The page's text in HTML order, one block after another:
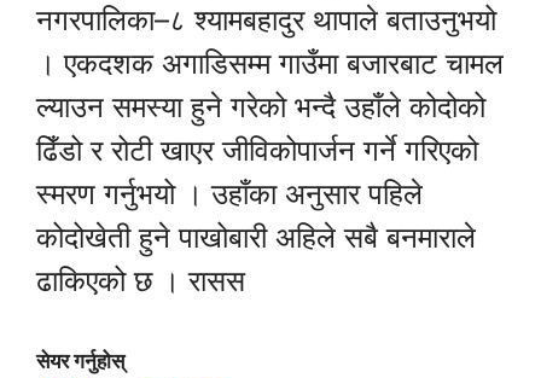
नगरपालिका–८ श्यामबहादुर थापाले बताउनुभयो
। एकदशक अगाडिसम्म गाउँमा बजारबाट चामल
ल्याउन समस्या हुने गरेको भन्दै उहाँले कोदोको
ढिँडो र रोटी खाएर जीविकोपार्जन गर्ने गरिएको
स्मरण गर्नुभयो । उहाँका अनुसार पहिले
कोदोखेती हुने पाखोबारी अहिले सबै बनमाराले
ढाकिएको छ । रासस
सेयर गर्नुहोस्